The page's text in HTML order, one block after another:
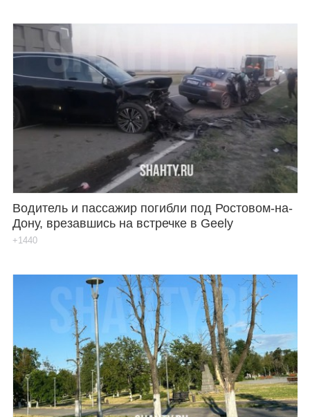
Водитель и пассажир погибли под Ростовом-на-
Дону, врезавшись на встречке в Geely
+1440